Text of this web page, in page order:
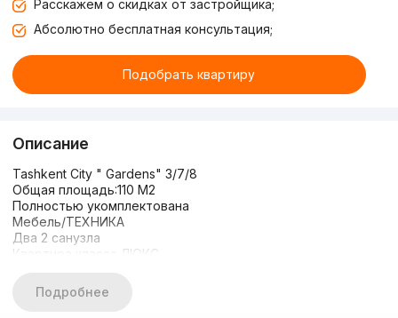
Расскажем о скидках от застройщика;
Абсолютно бесплатная консультация;
Подобрать квартиру
Описание
Tashkent City " Gardens" 3/7/8
Общая площадь:110 М2
Полностью укомплектована
Мебель/ТЕХНИКА
Два 2 санузла
Квартира класса ЛЮКС
Фонтан/ детская площадка
Цена: 355.000 у.е
Подробнее